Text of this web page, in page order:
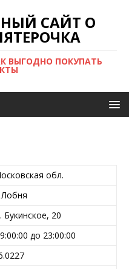
САЙТ О
ВЫГОДНО ПОКУПАТЬ
обл.
Лобня
Букинское, 20
до 23:00:00